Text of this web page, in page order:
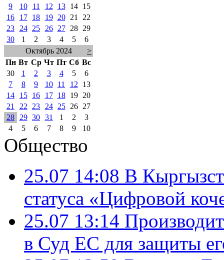
9
10 11 12 13 14
15
16
17 18 19 20 21
22
23
24 25 26 27 28
29
30
1 2 3 4 5
6
Октябрь 2024
>
Пн Вт Ср Чт Пт Сб Вс
30
1 2 3 4 5
6
7
8 9 10 11 12
13
14
15 16 17 18 19
20
21
22 23 24 25 26
27
28
29 30 31 1 2
3
4
5 6 7 8 9 10
Общество
25.07 14:08 В
статуса «Цифровой
25.07 13:14
в Суд ЕС для защиты